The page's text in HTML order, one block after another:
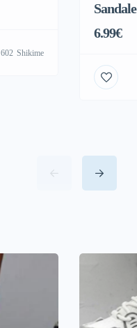
602 Shikime
Sandale
6.99€